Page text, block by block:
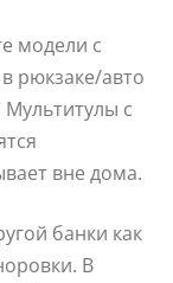
модели с
рюкзаке/авто
с
вне дома.
банки как
В